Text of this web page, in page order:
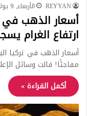
REYYAN الأربعاء, 9 يوليو, 2025
ارتفاع الغرام
مفاجئًا! قالت وسائل
أكمل القراءة »